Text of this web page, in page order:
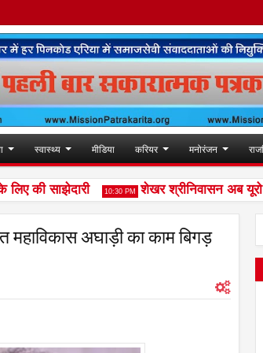
स्वास्थ्य मीडिया करियर मनोरंजन
साझेदारी 10:30 PM शेखर श्रीनिवासन अब यूरो
अघाड़ी का काम बिगड़